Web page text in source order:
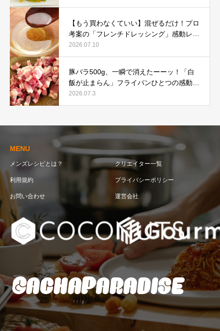
【もう買わなくていい】混ぜるだけ！プロ
考案の「フレンチドレッシング」感動レシ
ピ
2026.07.10
豚バラ500g、一瞬で消えたーーッ！「白
飯が止まらん」フライパンひとつの感動レ
シピ
2026.07.3
MENU
メンズレシピとは？ クリエイター一覧
利用規約 プライバシーポリシー
お問い合わせ 運営会社